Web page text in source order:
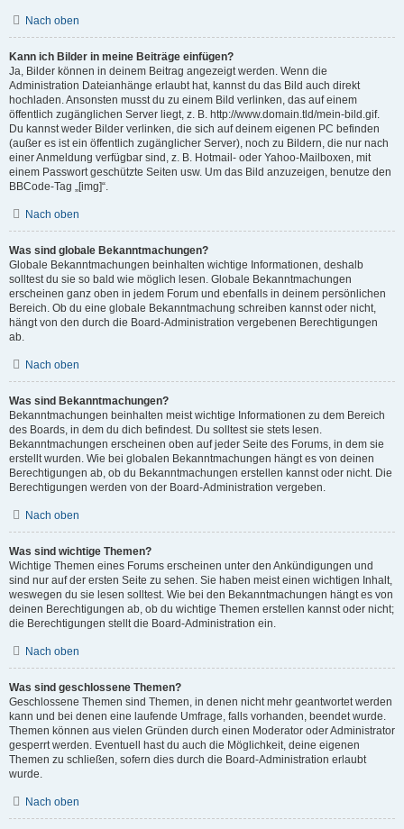
Nach oben
Kann ich Bilder in meine Beiträge einfügen?
Ja, Bilder können in deinem Beitrag angezeigt werden. Wenn die
Administration Dateianhänge erlaubt hat, kannst du das Bild auch direkt
hochladen. Ansonsten musst du zu einem Bild verlinken, das auf einem
öffentlich zugänglichen Server liegt, z. B. http://www.domain.tld/mein-bild.gif.
Du kannst weder Bilder verlinken, die sich auf deinem eigenen PC befinden
(außer es ist ein öffentlich zugänglicher Server), noch zu Bildern, die nur nach
einer Anmeldung verfügbar sind, z. B. Hotmail- oder Yahoo-Mailboxen, mit
einem Passwort geschützte Seiten usw. Um das Bild anzuzeigen, benutze den
BBCode-Tag „[img]“.
Nach oben
Was sind globale Bekanntmachungen?
Globale Bekanntmachungen beinhalten wichtige Informationen, deshalb
solltest du sie so bald wie möglich lesen. Globale Bekanntmachungen
erscheinen ganz oben in jedem Forum und ebenfalls in deinem persönlichen
Bereich. Ob du eine globale Bekanntmachung schreiben kannst oder nicht,
hängt von den durch die Board-Administration vergebenen Berechtigungen
ab.
Nach oben
Was sind Bekanntmachungen?
Bekanntmachungen beinhalten meist wichtige Informationen zu dem Bereich
des Boards, in dem du dich befindest. Du solltest sie stets lesen.
Bekanntmachungen erscheinen oben auf jeder Seite des Forums, in dem sie
erstellt wurden. Wie bei globalen Bekanntmachungen hängt es von deinen
Berechtigungen ab, ob du Bekanntmachungen erstellen kannst oder nicht. Die
Berechtigungen werden von der Board-Administration vergeben.
Nach oben
Was sind wichtige Themen?
Wichtige Themen eines Forums erscheinen unter den Ankündigungen und
sind nur auf der ersten Seite zu sehen. Sie haben meist einen wichtigen Inhalt,
weswegen du sie lesen solltest. Wie bei den Bekanntmachungen hängt es von
deinen Berechtigungen ab, ob du wichtige Themen erstellen kannst oder nicht;
die Berechtigungen stellt die Board-Administration ein.
Nach oben
Was sind geschlossene Themen?
Geschlossene Themen sind Themen, in denen nicht mehr geantwortet werden
kann und bei denen eine laufende Umfrage, falls vorhanden, beendet wurde.
Themen können aus vielen Gründen durch einen Moderator oder Administrator
gesperrt werden. Eventuell hast du auch die Möglichkeit, deine eigenen
Themen zu schließen, sofern dies durch die Board-Administration erlaubt
wurde.
Nach oben